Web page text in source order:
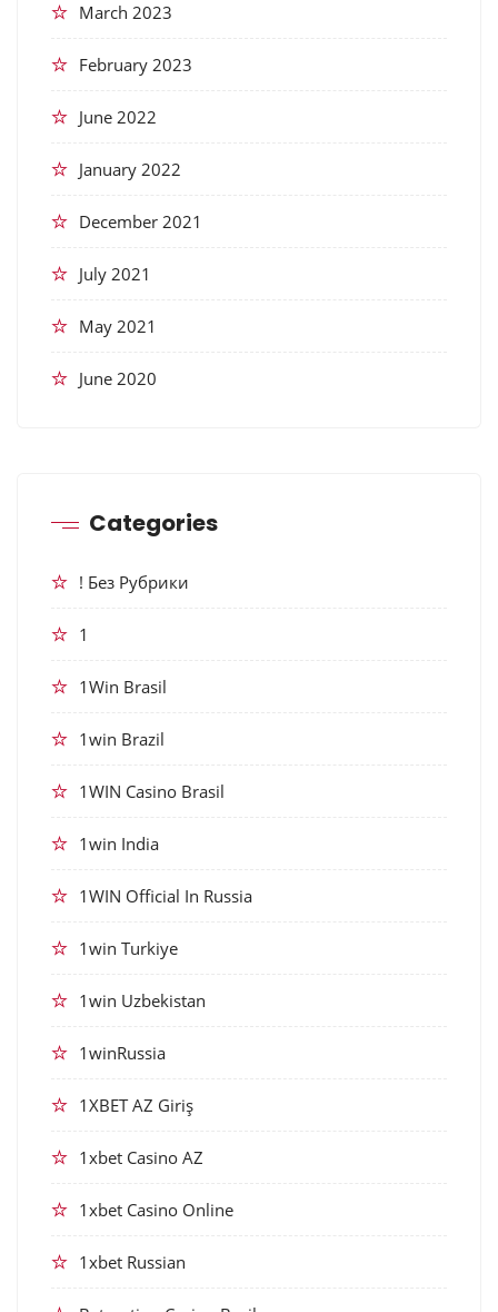
March 2023
February 2023
June 2022
January 2022
December 2021
July 2021
May 2021
June 2020
Categories
! Без Рубрики
1
1Win Brasil
1win Brazil
1WIN Casino Brasil
1win India
1WIN Official In Russia
1win Turkiye
1win Uzbekistan
1winRussia
1XBET AZ Giriş
1xbet Casino AZ
1xbet Casino Online
1xbet Russian